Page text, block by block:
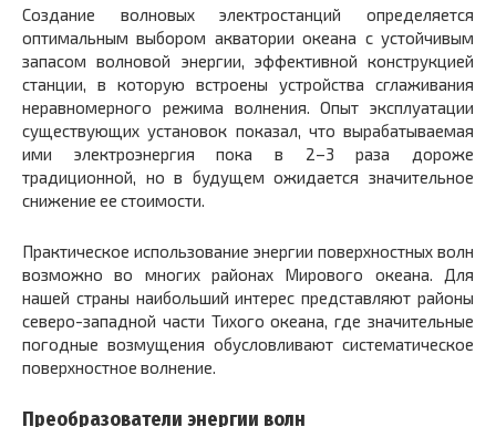
Создание волновых электростанций определяется
оптимальным выбором акватории океана с устойчивым
запасом волновой энергии, эффективной конструкцией
станции, в которую встроены устройства сглаживания
неравномерного режима волнения. Опыт эксплуатации
существующих установок показал, что вырабатываемая
ими электроэнергия пока в 2–3 раза дороже
традиционной, но в будущем ожидается значительное
снижение ее стоимости.
Практическое использование энергии поверхностных волн
возможно во многих районах Мирового океана. Для
нашей страны наибольший интерес представляют районы
северо-западной части Тихого океана, где значительные
погодные возмущения обусловливают систематическое
поверхностное волнение.
Преобразователи энергии волн